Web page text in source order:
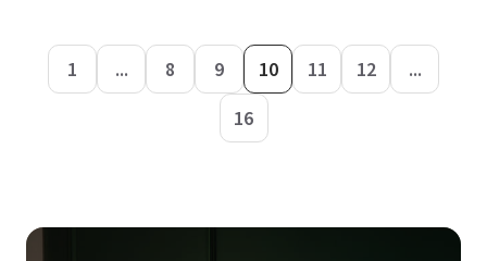
1 ... 8 9 10 11 12
...
16